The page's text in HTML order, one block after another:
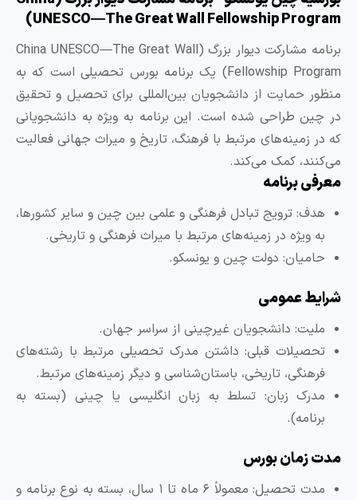
UNESCO—The Great Wall Fellowship
برنامه مشارکت دیوار بزرگ (China UNESCO—The Great Wall
Fellowship Program) یک برنامه بورس تحصیلی است که به
حمایت از دانشجویان بین‌المللی برای تحصیل و تحقیق
چین طراحی شده است. این برنامه به ویژه به دانشجویانی
در زمینه‌های مرتبط با فرهنگ، تاریخ و میراث جهانی فعالیت
کمک می‌کند.
برنامه
هدف: ترویج تبادل فرهنگی و علمی بین چین و سایر کشورها،
به ویژه در زمینه‌های مرتبط با میراث فرهنگی و تاریخی.
حامیان: دولت چین و یونسکو.
عمومی
ملیت: دانشجویان غیرچینی از سراسر جهان.
تحصیلات قبلی: داشتن مدرک تحصیلی مرتبط با رشته‌های
فرهنگی، تاریخی، باستان‌شناسی و دیگر زمینه‌های مرتبط.
مدرک زبان: تسلط به زبان انگلیسی یا چینی (بسته به
برنامه).
زمان بورس
مدت تحصیل: معمولاً ۶ ماه تا ۱ سال، بسته به نوع برنامه و